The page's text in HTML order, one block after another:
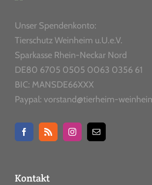
Unser Spendenkonto:
Tierschutz Weinheim u.U.e.V.
Sparkasse Rhein-Neckar Nord
DE80 6705 0505 0063 0356 61
BIC: MANSDE66XXX
Paypal: vorstand@tierheim-
Kontakt